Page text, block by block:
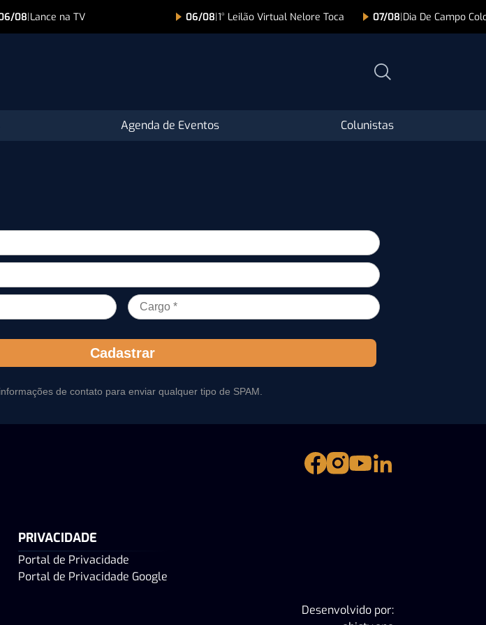
08|Lance na TV 06/08|1° Leilão Virtual Nelore Toca 07/08|Dia De Campo
Agenda de Eventos Colunistas
Cadastrar
de contato para enviar qualquer tipo de SPAM.
PRIVACIDADE
Portal de Privacidade
Portal de Privacidade Google
Desenvolvido por: